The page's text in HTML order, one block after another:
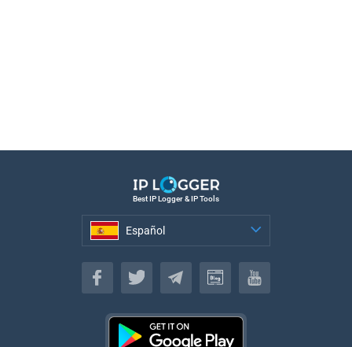
Best IP Logger & IP Tools
Español
Español